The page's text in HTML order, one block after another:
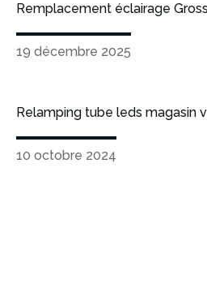
Remplacement éclairage
19 décembre 2025
Relamping tube leds magasin
10 octobre 2024